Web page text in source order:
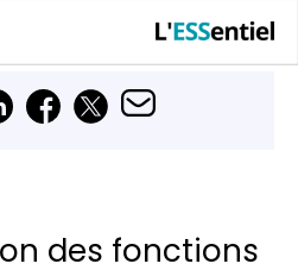
des fonctions